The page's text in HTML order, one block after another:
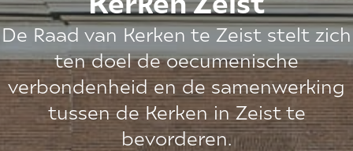
De Raad van Kerken te Zeist stelt zich
ten doel de oecumenische
verbondenheid en de samenwerking
tussen de Kerken in Zeist te
bevorderen.